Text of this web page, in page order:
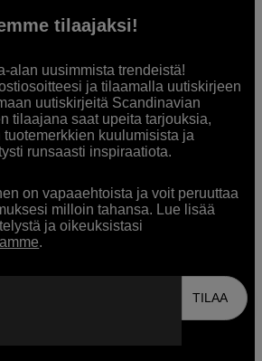
tilaajaksi!
alan uusimmista trendeistä!
ja tilaamalla uutiskirjeen
uutiskirjeitä Scandinavian
tilaajana saat upeita tarjouksia,
kuulumisista ja
runsaasti inspiraatiota.
on vapaaehtoista ja voit peruuttaa
milloin tahansa. Lue lisää
ja oikeuksistasi
.
TILAA